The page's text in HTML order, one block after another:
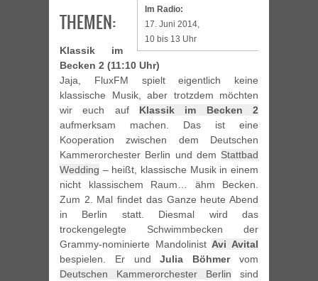
Im Radio:
17. Juni 2014,
10 bis 13 Uhr
THEMEN:
Klassik im
Becken 2 (11:10 Uhr)
Jaja, FluxFM spielt eigentlich keine
klassische Musik, aber trotzdem möchten
wir euch auf Klassik im Becken 2
aufmerksam machen. Das ist eine
Kooperation zwischen dem Deutschen
Kammerorchester Berlin und dem Stattbad
Wedding – heißt, klassische Musik in einem
nicht klassischem Raum… ähm Becken.
Zum 2. Mal findet das Ganze heute Abend
in Berlin statt. Diesmal wird das
trockengelegte Schwimmbecken der
Grammy-nominierte MandolinistAvi Avital
bespielen. Er undJulia Böhmervom
Deutschen Kammerorchester Berlin sind